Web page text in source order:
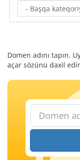
Domen adını tapın.
açar sözünü daxil